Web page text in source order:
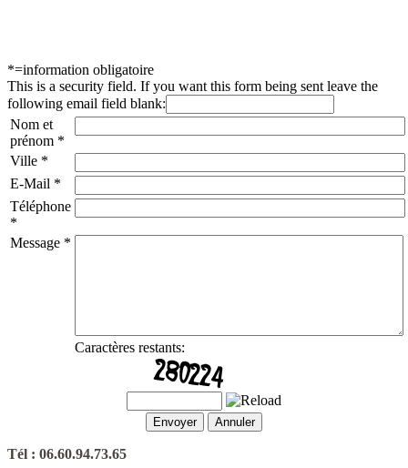
*=information obligatoire
This is a security field. If you want this form being sent leave the
following email field blank:
Nom et
prénom *
Ville *
E-Mail *
Téléphone
*
Message *
Caractères restants:
Tél : 06.60.94.73.65